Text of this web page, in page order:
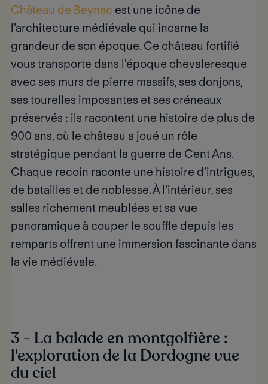
Château de Beynac est une icône de
l'architecture médiévale qui incarne la
grandeur de son époque. Ce château fortifié
vous transporte dans l'époque chevaleresque
avec ses murs de pierre massifs, ses donjons,
ses tourelles imposantes et ses créneaux
préservés : ils racontent une histoire de plus de
900 ans, où le château a joué un rôle
stratégique pendant la guerre de Cent Ans.
Chaque recoin raconte une histoire d'intrigues,
de batailles et de noblesse. À l'intérieur, ses
salles richement meublées et sa vue
panoramique à couper le souffle depuis les
remparts offrent une immersion fascinante dans
la vie médiévale.
3 - La balade en montgolfière :
l'exploration de la Dordogne vue
du ciel